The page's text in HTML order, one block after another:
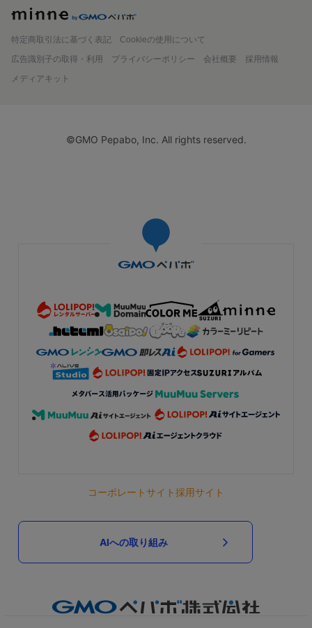
特定商取引法に基づく表記
Cookieの使用について
広告識別子の取得・利用
プライバシーポリシー 会社概要
採用情報
メディアキット
©GMO Pepabo, Inc. All rights reserved.
コーポレートサイト採用サイト
AIへの取り組み